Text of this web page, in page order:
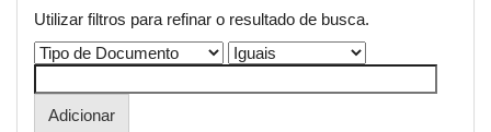
Utilizar filtros para refinar o resultado de busca.